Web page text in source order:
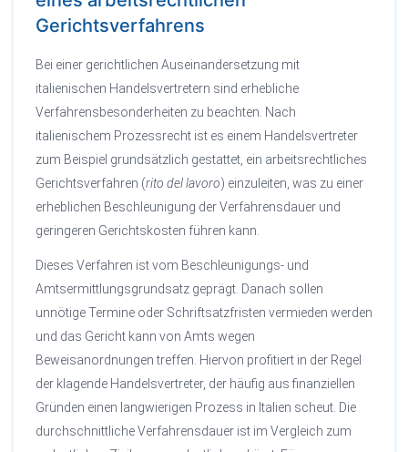
Gerichtsverfahrens
Bei einer gerichtlichen Auseinandersetzung mit
italienischen Handelsvertretern sind erhebliche
Verfahrensbesonderheiten zu beachten. Nach
italienischem Prozessrecht ist es einem Handelsvertreter
zum Beispiel grundsätzlich gestattet, ein arbeitsrechtliches
Gerichtsverfahren (rito del lavoro) einzuleiten, was zu einer
erheblichen Beschleunigung der Verfahrensdauer und
geringeren Gerichtskosten führen kann.
Dieses Verfahren ist vom Beschleunigungs- und
Amtsermittlungsgrundsatz geprägt. Danach sollen
unnötige Termine oder Schriftsatzfristen vermieden werden
und das Gericht kann von Amts wegen
Beweisanordnungen treffen. Hiervon profitiert in der Regel
der klagende Handelsvertreter, der häufig aus finanziellen
Gründen einen langwierigen Prozess in Italien scheut. Die
durchschnittliche Verfahrensdauer ist im Vergleich zum